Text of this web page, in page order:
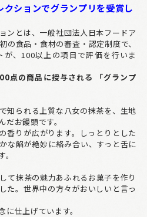
ションでグランプリを受賞し
ンとは、一般社団法人日本フードア
の食品・食材の審査・認定制度で、
、100以上の項目で評価を行いま
点の商品に授与される 「グランプ
知られる上質な八女の抹茶を、生地
お饅頭です。
香りが広がります。しっとりとした
な餡が絶妙に絡み合い、すっと舌に
て抹茶の魅力あふれるお菓子を作り
た。世界中の方々がおいしいと言っ
仕上げています。